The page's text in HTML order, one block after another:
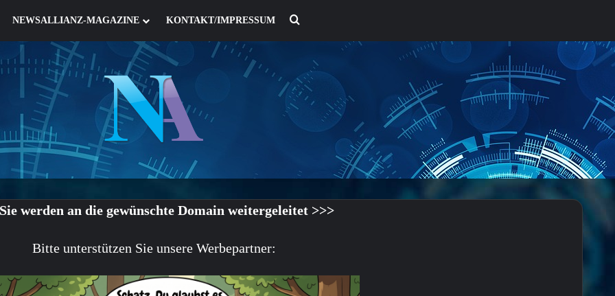
NEWSALLIANZ-MAGAZINE KONTAKT/IMPRESSUM
werden an die gewünschte Domain weitergeleitet >>>
Bitte unterstützen Sie unsere Werbepartner: